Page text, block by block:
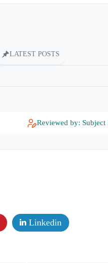
LATEST POSTS
Reviewed by: Subject
Linkedin